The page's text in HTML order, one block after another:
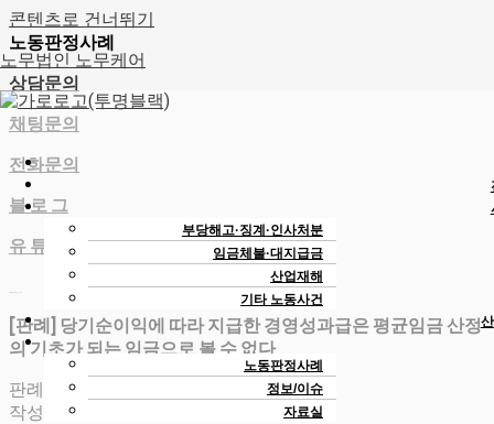
콘텐츠로 건너뛰기
노무법인 노무케어
부당해고·징계·인사처분
임금체불·대지급금
산업재해
기타 노동사건
노동판정사례
정보/이슈
자료실
노동판정사례
상담문의
채팅문의
전화문의
블 로 그
유 튜 브
[판례] 당기순이익에 따라 지급한 경영성과급은 평균임금 산정
의 기초가 되는 임금으로 볼 수 없다
판례
작성자